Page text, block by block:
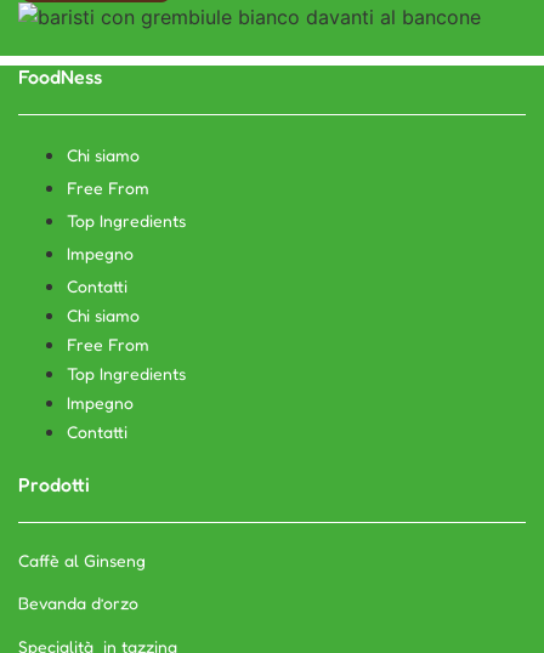
FoodNess
Chi siamo
Free From
Top Ingredients
Impegno
Contatti
Chi siamo
Free From
Top Ingredients
Impegno
Contatti
Prodotti
Caffè al Ginseng
Bevanda d’orzo
Specialità in tazzina